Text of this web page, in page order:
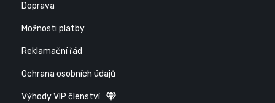
Doprava
Možnosti platby
Reklamační řád
Ochrana osobních údajů
Výhody VIP členství